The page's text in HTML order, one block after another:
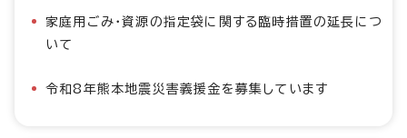
家庭用ごみ・資源の指定袋に関する臨時措置の延長につ
いて
令和8年熊本地震災害義援金を募集しています